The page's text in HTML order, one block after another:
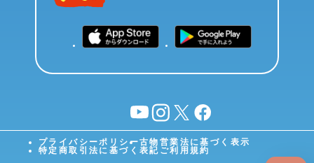
YouTubeinstagram
X facebook
プライバシーポリシー古物営業法に基づく表示
特定商取引法に基づく表記 ご利用規約